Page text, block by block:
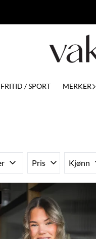
FRITID / SPORT MERKER
Pris Kjønn